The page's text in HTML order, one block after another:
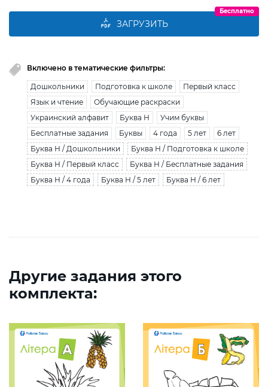
ЗАГРУЗИТЬ
Бесплатно
Включено в тематические фильтры:
Дошкольники Подготовка к школе
Первый класс
Язык и чтение
Обучающие раскраски
Украинский алфавит
Буква Н
Учим буквы
Бесплатные задания
Буквы 4 года 5 лет
6 лет
Буква Н / Дошкольники
Буква Н / Подготовка к школе
Буква Н / Первый класс
Буква Н / Бесплатные задания
Буква Н / 4 года
Буква Н / 5 лет Буква Н / 6 лет
Другие задания этого
комплекта: